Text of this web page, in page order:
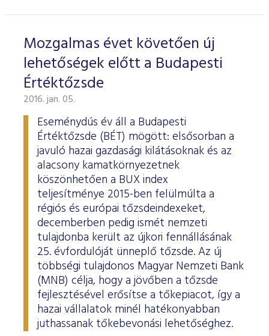
Mozgalmas évet követően új
lehetőségek előtt a Budapesti
Értéktőzsde
2016. jan. 05.
Eseménydús év áll a Budapesti
Értéktőzsde (BÉT) mögött: elsősorban a
javuló hazai gazdasági kilátásoknak és az
alacsony kamatkörnyezetnek
köszönhetően a BUX index
teljesítménye 2015-ben felülmúlta a
régiós és európai tőzsdeindexeket,
decemberben pedig ismét nemzeti
tulajdonba került az újkori fennállásának
25. évfordulóját ünneplő tőzsde. Az új
többségi tulajdonos Magyar Nemzeti Bank
(MNB) célja, hogy a jövőben a tőzsde
fejlesztésével erősítse a tőkepiacot, így a
hazai vállalatok minél hatékonyabban
juthassanak tőkebevonási lehetőséghez.